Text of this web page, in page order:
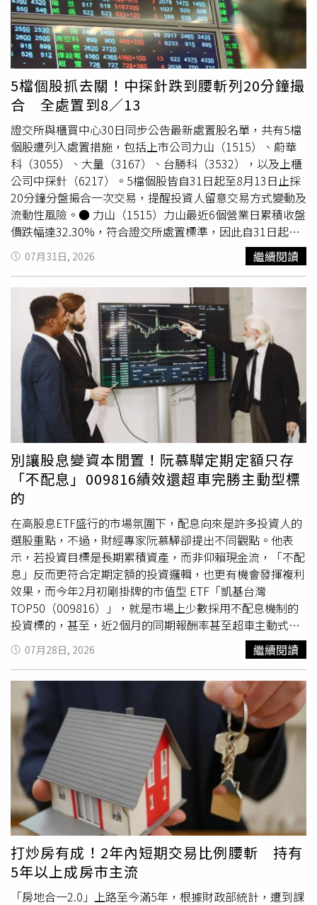
莉莎莎理解到先前直白表達「沉沒成本」的論點容易傷害對
方尊嚴；閨密建議她轉化說詞，改為表達自己極度珍惜兩人
共度的約會時光，因此希望每一次相處都能擁有最高品質的
體驗，而非單純為省錢而妥協。返家後的愛莉莎莎調整態度
重新表達心聲，竇聽完隨即送上擁抱並承諾未來都會給予最
好待遇。對此，愛莉莎莎坦言這次經驗讓她獲益良多，體悟
到感情中無須急於爭論對錯或指責對方，學會以讓彼此舒適
的方式傳遞內心需求，就能避免許多無謂的摩擦。 在
Instagram 查看這則貼文 從 Instagram 分享的貼文
5檔個股抓去關！中探針跌到腰斬列20分鐘撮
合 全處置到8／13
證交所與櫃買中心30日同步公告最新處置股名單，共有5檔
個股遭列入處置措施，包括上市公司力山（1515）、蔚華
科（3055）、大量（3167）、台勝科（3532），以及上櫃
公司中探針（6217）。5檔個股皆自31日起至8月13日止採
20分鐘分盤撮合一次交易，提醒投資人留意交易方式變動及
流動性風險。● 力山（1515）力山最近6個營業日累積收盤
價跌幅達32.30%，符合證交所處置標準，因此自31日起列
入處置股，採20分鐘分盤撮合交易。● 蔚華科（3055）蔚
華科最近6個營業日累積收盤價跌幅達54.70%，近6個營業
日起兩個營業日收盤價價差達57.30元，因短期股價波動劇
烈遭列入處置。● 大量（3167）大量最近6個營業日累積收
盤價跌幅43.76%，近兩個營業日收盤價價差 高達246元，符
合處置標準，交易方式改採20分鐘分盤撮合。● 台勝科
（3532）台勝科最近6個營業日累積收盤價跌幅49.61%，
近兩個營業日收盤價價差達144元，也遭證交所列入處置股
名單。● 中探針（6217）中探針最近6個營業日（含當日）
累積成交價跌幅達50.42%，符合櫃買中心處置規定，自31
日起同步採20分鐘分盤撮合交易至8月13日止。
07月31日, 2026 繼續閱讀
別讓股息變資本閒置！阮慕驊定期定額只存
「不配息」009816績效還超車完勝主動型標
的
在高股息ETF盛行的市場氛圍下，配息向來是許多投資人的
選股重點，不過，財經專家阮慕驊卻提出不同觀點。他表
示，若投資目標是長期累積資產，而非仰賴現金流，「不配
息」反而更符合定期定額的投資邏輯，也更有機會發揮複利
效果，而今年2月初剛掛牌的市值型 ETF「凱基台灣
TOP50（009816）」，就是市場上少數採用不配息機制的
投資標的，甚至，近2個月的同期報酬率甚至超車主動式一
姐00981A。阮慕驊指出，自己長期以來進行定期定額投資
時，選擇的都是不配息基金，原因是認為「不配息長期的本
金基數效益更好」，因為在他的投資字典裡ETF是「做波段
用」而非存股用，要存長期獲利不斷累入的基金，這樣長期
的本金基數才能放得更大，產生更好的複利效益。但他也強
調，是否選擇不配息，仍須回歸個人需求，如果是退休族，
或每月需要被動收入補貼生活支出，就另當別論。他分享出
自己長期的財富規劃，最好的方式就是定期定額「平均成本
法」，用時間去賺取市場的波動財。定期定額長期不斷累入
本金和投資所獲得的報酬，使得「本金基數」愈來愈大，並
產生愈來愈大的複利效益。例如，定期定額初期累入了100
萬元之後就不再定期投入，那麼定期定額就變成單筆投資，
這時如果年報酬率10%，產生的絕對獲利是10萬元。相同
情況，如果累入的是1,000萬元，年報酬率10%，絕對報酬
就放大到了100萬元。所以，定期定額的關鍵之一，在於本
金基數放大之後的風險管理，但這又是另外一課了。不過台
07月28日, 2026 繼續閱讀
打炒房有成！2年內短期交易比例腰斬 持有
5年以上成房市主流
「房地合一2.0」上路至今滿5年，根據財政部統計，遭到課